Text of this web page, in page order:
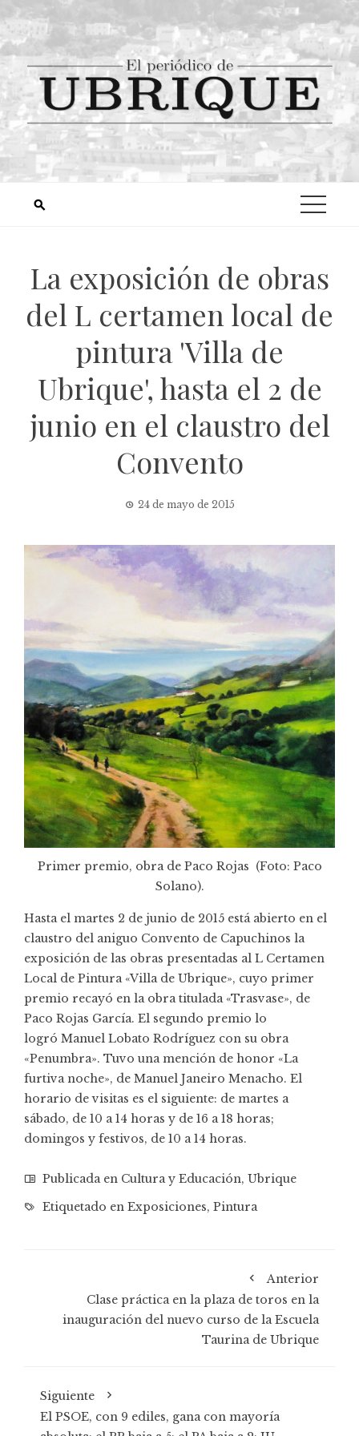
La exposición de obras
del L certamen local de
pintura 'Villa de
Ubrique', hasta el 2 de
junio en el claustro del
Convento
24 de mayo de 2015
Primer premio, obra de Paco Rojas (Foto: Paco
Solano).
Hasta el martes 2 de junio de 2015 está abierto en el
claustro del aniguo Convento de Capuchinos la
exposición de las obras presentadas al L Certamen
Local de Pintura «Villa de Ubrique», cuyo primer
premio recayó en la obra titulada «Trasvase», de
Paco Rojas García. El segundo premio lo
logró Manuel Lobato Rodríguez con su obra
«Penumbra». Tuvo una mención de honor «La
furtiva noche», de Manuel Janeiro Menacho. El
horario de visitas es el siguiente: de martes a
sábado, de 10 a 14 horas y de 16 a 18 horas;
domingos y festivos, de 10 a 14 horas.
Publicada en Cultura y Educación, Ubrique
Etiquetado en Exposiciones, Pintura
Anterior
Clase práctica en la plaza de toros en la
inauguración del nuevo curso de la Escuela
Taurina de Ubrique
Siguiente
El PSOE, con 9 ediles, gana con mayoría